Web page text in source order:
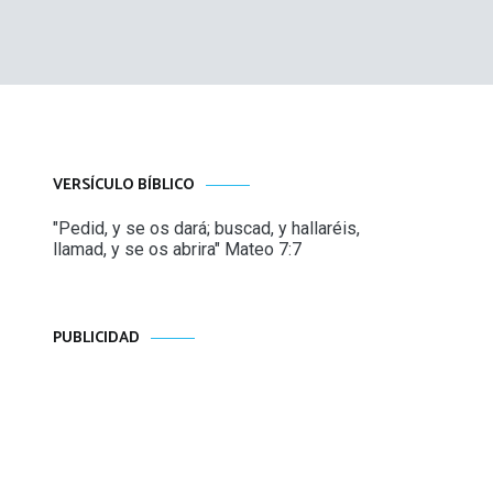
VERSÍCULO BÍBLICO
"Pedid, y se os dará; buscad, y hallaréis,
llamad, y se os abrira" Mateo 7:7
PUBLICIDAD